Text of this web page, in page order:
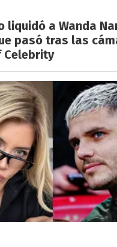
liquidó a Wanda
pasó tras las
Celebrity